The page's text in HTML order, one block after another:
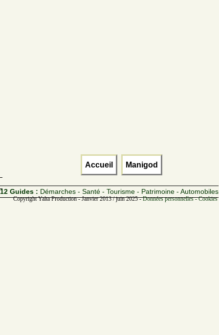
Accueil Manigod
12 Guides : Démarches - Santé - Tourisme - Patrimoine - Automobiles
Copyright Yalta Production - Janvier 2013 / juin 2025 -Données personnelles -